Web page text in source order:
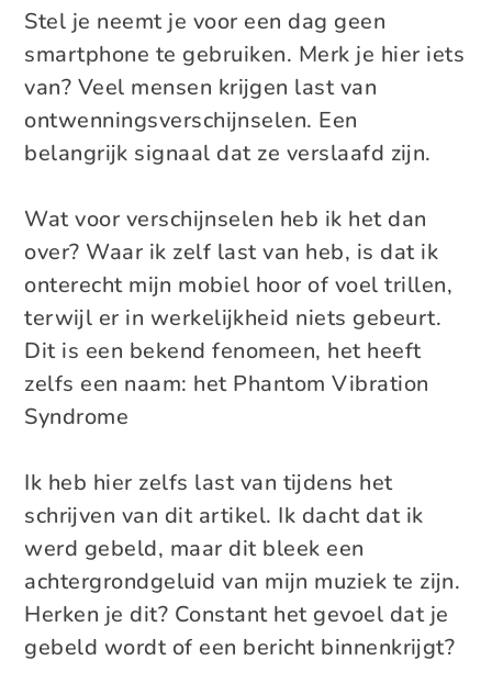
Stel je neemt je voor een dag geen
smartphone te gebruiken. Merk je hier iets
van? Veel mensen krijgen last van
ontwenningsverschijnselen. Een
belangrijk signaal dat ze verslaafd zijn.
Wat voor verschijnselen heb ik het dan
over? Waar ik zelf last van heb, is dat ik
onterecht mijn mobiel hoor of voel trillen,
terwijl er in werkelijkheid niets gebeurt.
Dit is een bekend fenomeen, het heeft
zelfs een naam: het Phantom Vibration
Syndrome
Ik heb hier zelfs last van tijdens het
schrijven van dit artikel. Ik dacht dat ik
werd gebeld, maar dit bleek een
achtergrondgeluid van mijn muziek te zijn.
Herken je dit? Constant het gevoel dat je
gebeld wordt of een bericht binnenkrijgt?